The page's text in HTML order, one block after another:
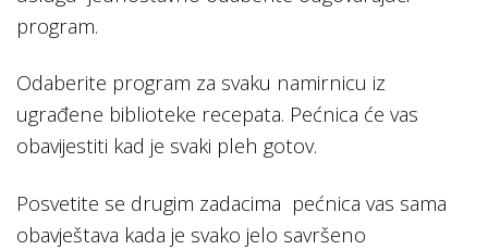
program.
Odaberite program za svaku namirnicu iz
ugrađene biblioteke recepata. Pećnica će vas
obavijestiti kad je svaki pleh gotov.
Posvetite se drugim zadacima pećnica vas sama
obavještava kada je svako jelo savršeno